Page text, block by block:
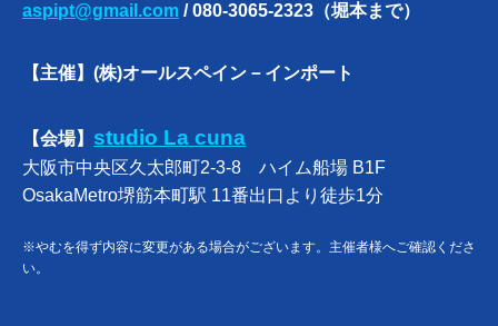
aspipt@gmail.com / 080-3065-2323（堀本まで）
【主催】(株)オールスペイン－インポート
【会場】 studio La cuna
大阪市中央区久太郎町2-3-8 ハイム船場 B1F
OsakaMetro堺筋本町駅 11番出口より徒歩1分
※やむを得ず内容に変更がある場合がございます。主催者様へご確認くださ
い。